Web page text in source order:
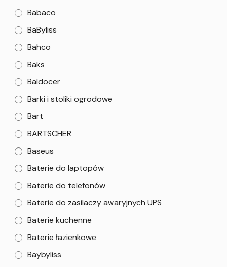
Babaco
BaByliss
Bahco
Baks
Baldocer
Barki i stoliki ogrodowe
Bart
BARTSCHER
Baseus
Baterie do laptopów
Baterie do telefonów
Baterie do zasilaczy awaryjnych UPS
Baterie kuchenne
Baterie łazienkowe
Baybyliss